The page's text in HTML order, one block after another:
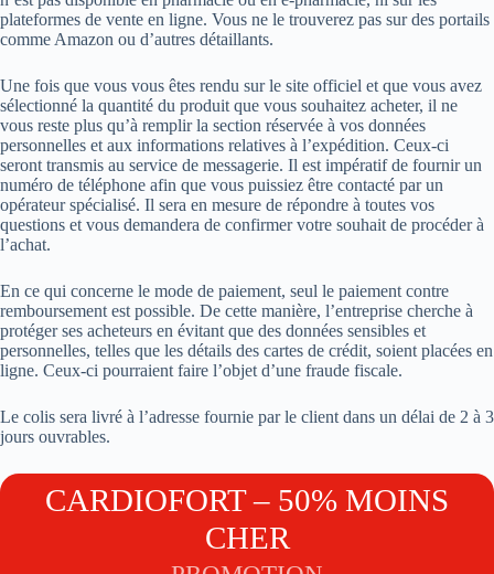
plateformes de vente en ligne. Vous ne le trouverez pas sur des portails
comme Amazon ou d’autres détaillants.
Une fois que vous vous êtes rendu sur le site officiel et que vous avez
sélectionné la quantité du produit que vous souhaitez acheter, il ne
vous reste plus qu’à remplir la section réservée à vos données
personnelles et aux informations relatives à l’expédition. Ceux-ci
seront transmis au service de messagerie. Il est impératif de fournir un
numéro de téléphone afin que vous puissiez être contacté par un
opérateur spécialisé. Il sera en mesure de répondre à toutes vos
questions et vous demandera de confirmer votre souhait de procéder à
l’achat.
En ce qui concerne le mode de paiement, seul le paiement contre
remboursement est possible. De cette manière, l’entreprise cherche à
protéger ses acheteurs en évitant que des données sensibles et
personnelles, telles que les détails des cartes de crédit, soient placées en
ligne. Ceux-ci pourraient faire l’objet d’une fraude fiscale.
Le colis sera livré à l’adresse fournie par le client dans un délai de 2 à 3
jours ouvrables.
CARDIOFORT – 50% MOINS
CHER